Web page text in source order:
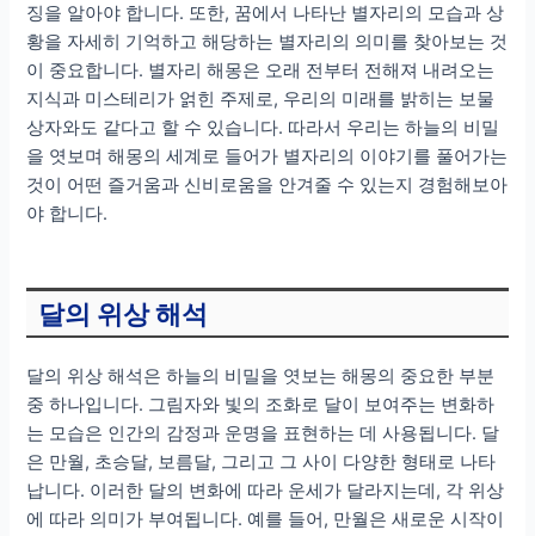
징을 알아야 합니다. 또한, 꿈에서 나타난 별자리의 모습과 상
황을 자세히 기억하고 해당하는 별자리의 의미를 찾아보는 것
이 중요합니다. 별자리 해몽은 오래 전부터 전해져 내려오는
지식과 미스테리가 얽힌 주제로, 우리의 미래를 밝히는 보물
상자와도 같다고 할 수 있습니다. 따라서 우리는 하늘의 비밀
을 엿보며 해몽의 세계로 들어가 별자리의 이야기를 풀어가는
것이 어떤 즐거움과 신비로움을 안겨줄 수 있는지 경험해보아
야 합니다.
달의 위상 해석
달의 위상 해석은 하늘의 비밀을 엿보는 해몽의 중요한 부분
중 하나입니다. 그림자와 빛의 조화로 달이 보여주는 변화하
는 모습은 인간의 감정과 운명을 표현하는 데 사용됩니다. 달
은 만월, 초승달, 보름달, 그리고 그 사이 다양한 형태로 나타
납니다. 이러한 달의 변화에 따라 운세가 달라지는데, 각 위상
에 따라 의미가 부여됩니다. 예를 들어, 만월은 새로운 시작이